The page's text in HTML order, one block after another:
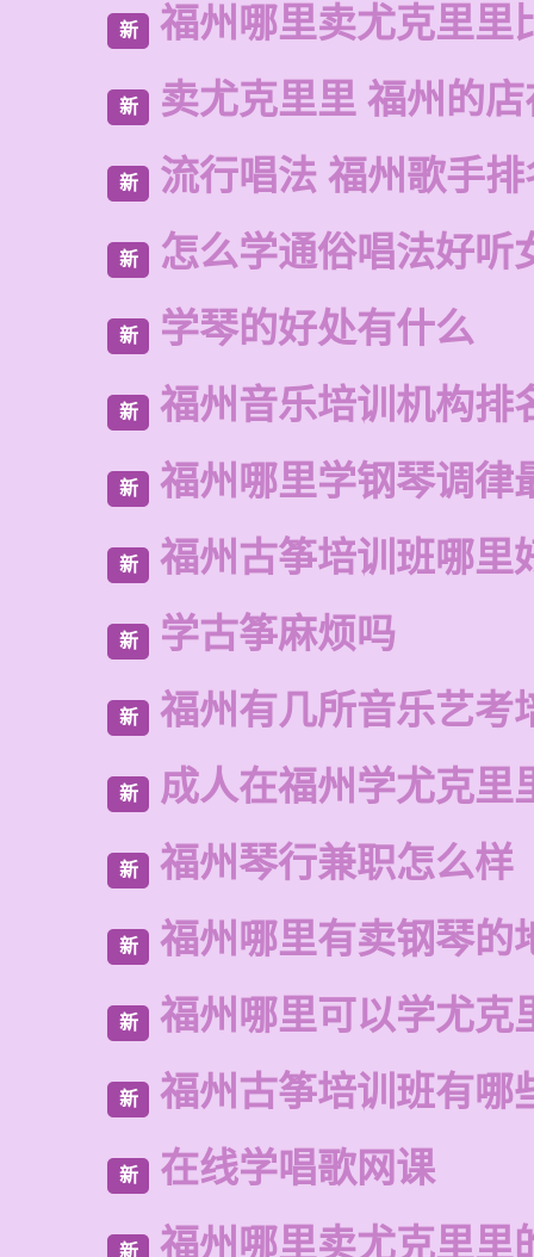
新 福州哪里卖尤克里里
新 卖尤克里里 福州的
新 流行唱法 福州歌手
新 怎么学通俗唱法好听
新 学琴的好处有什么
新 福州音乐培训机构排
新 福州哪里学钢琴调律
新 福州古筝培训班哪里
新 学古筝麻烦吗
新 福州有几所音乐艺考
新 成人在福州学尤克里
新 福州琴行兼职怎么样
新 福州哪里有卖钢琴的
新 福州哪里可以学尤克
新 福州古筝培训班有哪
新 在线学唱歌网课
新 福州哪里卖尤克里里